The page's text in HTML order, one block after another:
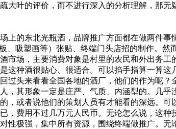
叶的评价，而不进行深入的分析理解，那
的东北光瓶酒，品牌推广方面都在做两件事
吸塑画等）张贴、终端门头店招的制作。
场，主要消费对象是村里的农民和外出务
种酒很贴心、很适合。可以掐手指算一算
头来看看全国各地的酒厂，他们的作为呢
其形象一定是庄严、气质、内涵型的。几
或者说他们的策划人员有才能看的深远。
费用不过几万元人民币。无论怎么说，这
极强，集中所有资源，围绕终端做推广。